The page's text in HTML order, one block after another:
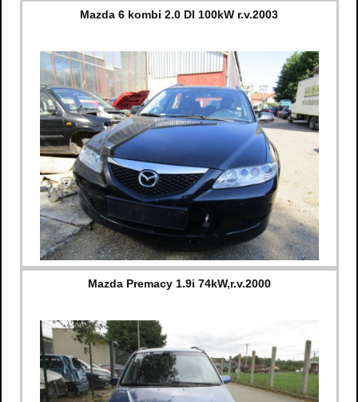
Mazda 6 kombi 2.0 DI 100kW r.v.2003
Mazda Premacy 1.9i 74kW,r.v.2000